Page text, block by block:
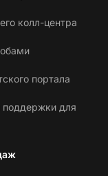
колл-центра
портала
для